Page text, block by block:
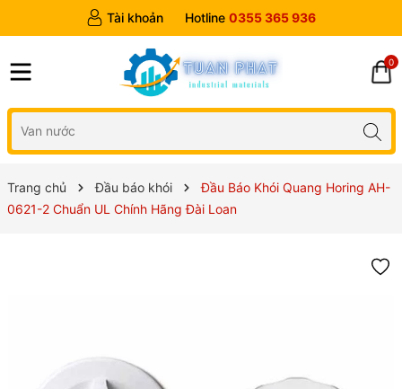
Tài khoản Hotline 0355 365 936
0
Trang chủ Đầu báo khói
Đầu Báo Khói Quang Horing AH-
0621-2 Chuẩn UL Chính Hãng Đài Loan